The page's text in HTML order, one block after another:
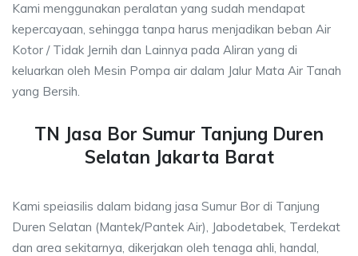
Kami menggunakan peralatan yang sudah mendapat
kepercayaan, sehingga tanpa harus menjadikan beban Air
Kotor / Tidak Jernih dan Lainnya pada Aliran yang di
keluarkan oleh Mesin Pompa air dalam Jalur Mata Air Tanah
yang Bersih.
TN Jasa Bor Sumur Tanjung Duren
Selatan Jakarta Barat
Kami speiasilis dalam bidang jasa Sumur Bor di Tanjung
Duren Selatan (Mantek/Pantek Air), Jabodetabek, Terdekat
dan area sekitarnya, dikerjakan oleh tenaga ahli, handal,